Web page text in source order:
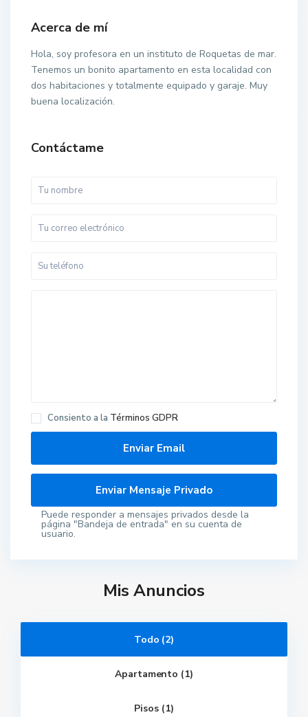
Acerca de mí
Hola, soy profesora en un instituto de Roquetas de mar.
Tenemos un bonito apartamento en esta localidad con
dos habitaciones y totalmente equipado y garaje. Muy
buena localización.
Contáctame
Consiento a la Términos GDPR
Puede responder a mensajes privados desde la
página "Bandeja de entrada" en su cuenta de
usuario.
Mis Anuncios
Todo (2)
Apartamento (1)
Pisos (1)